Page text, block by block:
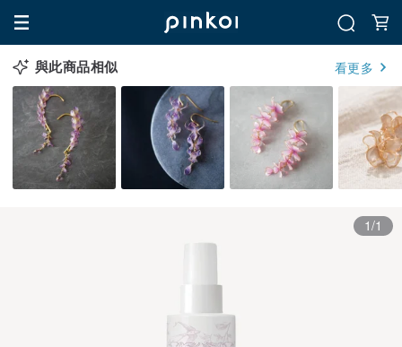
與此商品相似 看更多
1/1